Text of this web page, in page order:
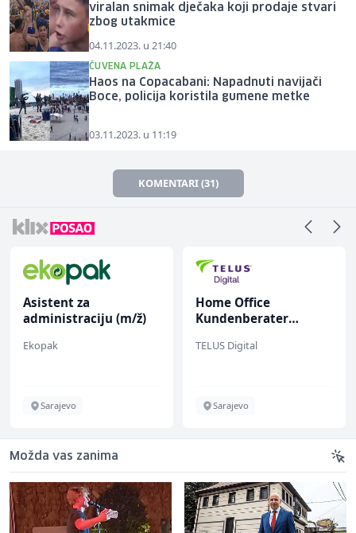
viralan snimak dječaka koji prodaje stvari
zbog utakmice
04.11.2023. u 21:40
ČUVENA PLAŽA
Haos na Copacabani: Napadnuti navijači
Boce, policija koristila gumene metke
03.11.2023. u 11:19
KOMENTARI (31)
Asistent za
administraciju (m/ž)
Ekopak
Sarajevo
Home Office
Kundenberater
renommiertes
TELUS Digital
Sarajevo
Možda vas zanima